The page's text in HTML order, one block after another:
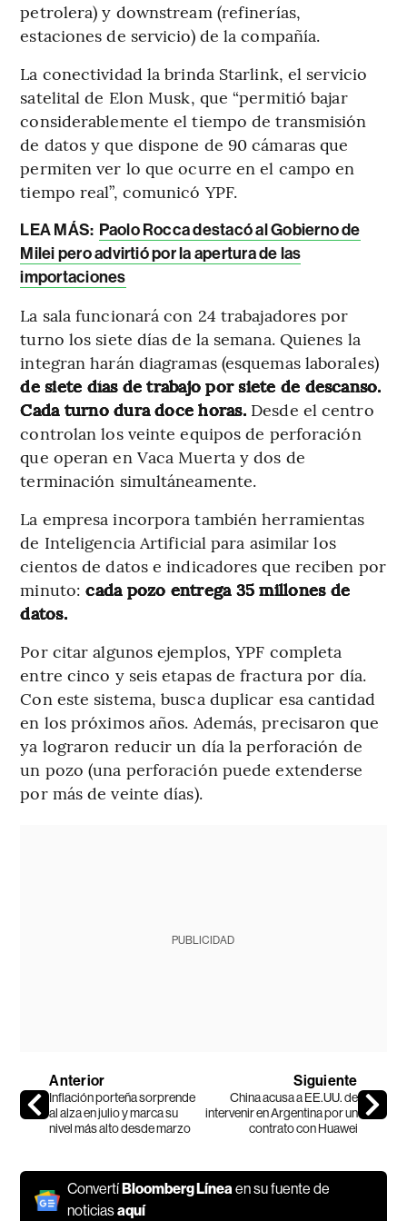
petrolera) y downstream (refinerías,
estaciones de servicio) de la compañía.
La conectividad la brinda Starlink, el servicio
satelital de Elon Musk, que “permitió bajar
considerablemente el tiempo de transmisión
de datos y que dispone de 90 cámaras que
permiten ver lo que ocurre en el campo en
tiempo real”, comunicó YPF.
LEA MÁS: Paolo Rocca destacó al Gobierno de
Milei pero advirtió por la apertura de las
importaciones
La sala funcionará con 24 trabajadores por
turno los siete días de la semana. Quienes la
integran harán diagramas (esquemas laborales)
de siete días de trabajo por siete de descanso.
Cada turno dura doce horas. Desde el centro
controlan los veinte equipos de perforación
que operan en Vaca Muerta y dos de
terminación simultáneamente.
La empresa incorpora también herramientas
de Inteligencia Artificial para asimilar los
cientos de datos e indicadores que reciben por
minuto: cada pozo entrega 35 millones de
datos.
Por citar algunos ejemplos, YPF completa
entre cinco y seis etapas de fractura por día.
Con este sistema, busca duplicar esa cantidad
en los próximos años. Además, precisaron que
ya lograron reducir un día la perforación de
un pozo (una perforación puede extenderse
por más de veinte días).
PUBLICIDAD
Anterior
Inflación porteña sorprende
al alza en julio y marca su
nivel más alto desde marzo
Siguiente
China acusa a EE.UU. de
intervenir en Argentina por un
contrato con Huawei
Convertí Bloomberg Líneaen su fuente de
noticiasaquí